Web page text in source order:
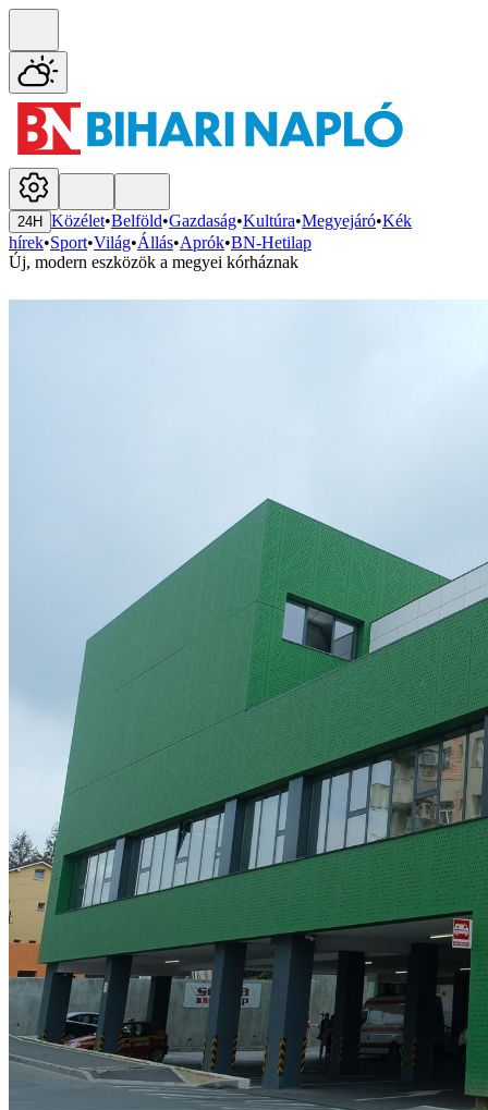
24H Közélet•Belföld•Gazdaság•Kultúra•Megyejáró•Kék
hírek•Sport•Világ•Állás•Aprók•BN-Hetilap
Új, modern eszközök a megyei kórháznak